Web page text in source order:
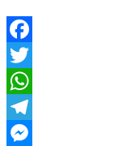
Facebook
Twitter
WhatsApp
Telegram